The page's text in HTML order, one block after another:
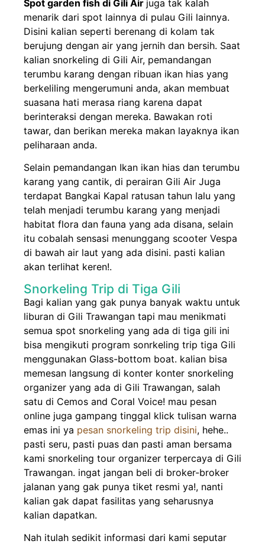
Spot garden fish di Gili Air juga tak kalah
menarik dari spot lainnya di pulau Gili lainnya.
Disini kalian seperti berenang di kolam tak
berujung dengan air yang jernih dan bersih. Saat
kalian snorkeling di Gili Air, pemandangan
terumbu karang dengan ribuan ikan hias yang
berkeliling mengerumuni anda, akan membuat
suasana hati merasa riang karena dapat
berinteraksi dengan mereka. Bawakan roti
tawar, dan berikan mereka makan layaknya ikan
peliharaan anda.
Selain pemandangan Ikan ikan hias dan terumbu
karang yang cantik, di perairan Gili Air Juga
terdapat Bangkai Kapal ratusan tahun lalu yang
telah menjadi terumbu karang yang menjadi
habitat flora dan fauna yang ada disana, selain
itu cobalah sensasi menunggang scooter Vespa
di bawah air laut yang ada disini. pasti kalian
akan terlihat keren!.
Snorkeling Trip di Tiga Gili
Bagi kalian yang gak punya banyak waktu untuk
liburan di Gili Trawangan tapi mau menikmati
semua spot snorkeling yang ada di tiga gili ini
bisa mengikuti program sonrkeling trip tiga Gili
menggunakan Glass-bottom boat. kalian bisa
memesan langsung di konter konter snorkeling
organizer yang ada di Gili Trawangan, salah
satu di Cemos and Coral Voice! mau pesan
online juga gampang tinggal klick tulisan warna
emas ini ya pesan snorkeling trip disini, hehe..
pasti seru, pasti puas dan pasti aman bersama
kami snorkeling tour organizer terpercaya di Gili
Trawangan. ingat jangan beli di broker-broker
jalanan yang gak punya tiket resmi ya!, nanti
kalian gak dapat fasilitas yang seharusnya
kalian dapatkan.
Nah itulah sedikit informasi dari kami seputar